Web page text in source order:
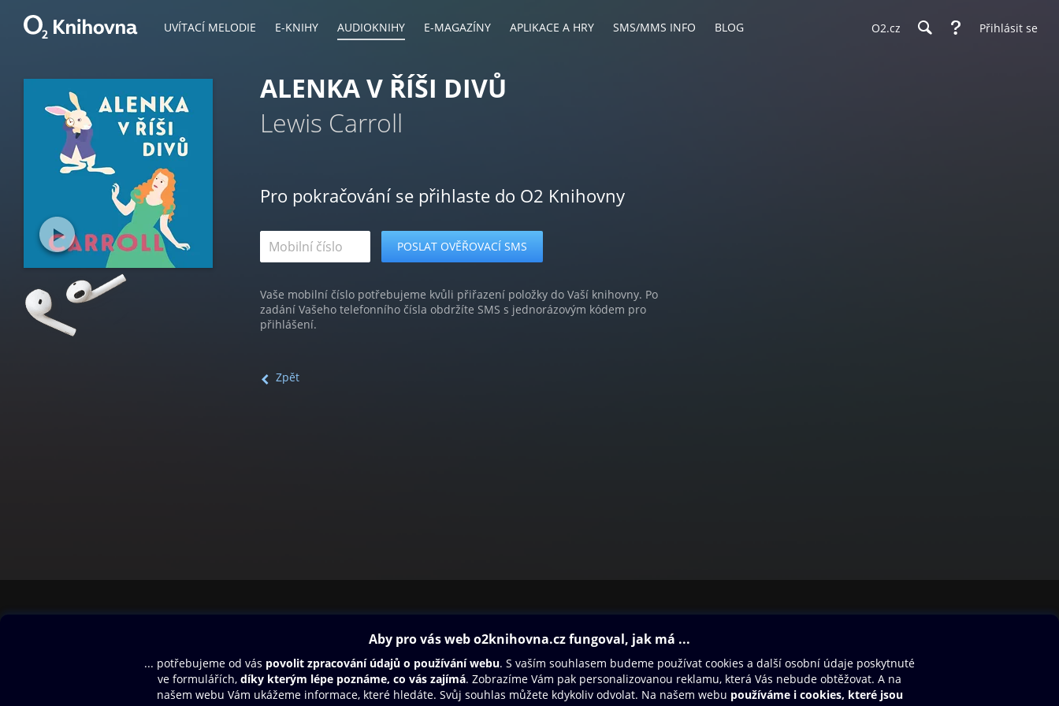
UVÍTACÍ MELODIE E-KNIHY AUDIOKNIHY E-MAGAZÍNY APLIKACE A HRY SMS/MMS INFO BLOG O2.cz Přihlásit se
ALENKA V ŘÍŠI DIVŮ
Lewis Carroll
Pro pokračování se přihlaste do O2 Knihovny
Vaše mobilní číslo potřebujeme kvůli přiřazení položky do Vaší knihovny. Po
zadání Vašeho telefonního čísla obdržíte SMS s jednorázovým kódem pro
přihlášení.
Zpět
Aplikace a hry
SMS/MMS Info
Blog
Dárkový poukaz
Nápověda
Oneplay Originály
Sport